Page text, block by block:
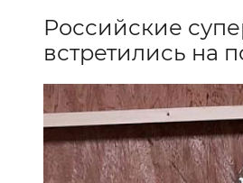
Российские
встретились на